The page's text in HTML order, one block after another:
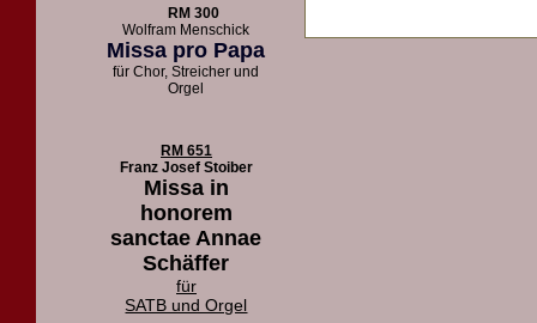
RM 300
Wolfram Menschick
Missa pro Papa
für Chor, Streicher und
Orgel
RM 651
Franz Josef Stoiber
Missa in
honorem
sanctae Annae
Schäffer
für
SATB und Orgel